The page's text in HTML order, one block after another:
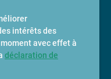
intérêts des
avec effet à
déclaration de